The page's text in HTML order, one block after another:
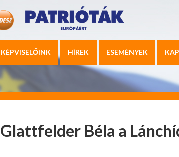
KÉPVISELŐINK HÍREK ESEMÉNYEK
Glattfelder Béla a